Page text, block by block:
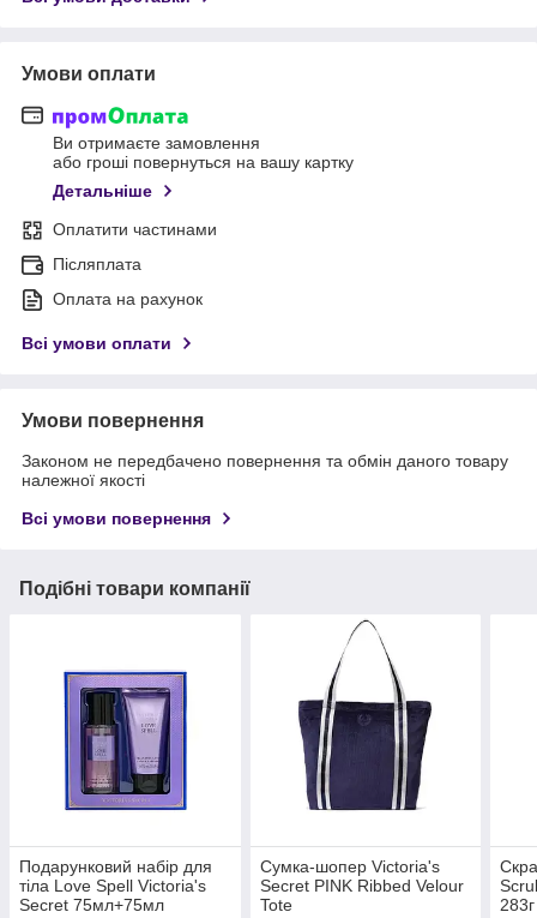
Умови оплати
Ви отримаєте замовлення
або гроші повернуться на вашу картку
Детальніше
Оплатити частинами
Післяплата
Оплата на рахунок
Всі умови оплати
Умови повернення
Законом не передбачено повернення та обмін даного товару
належної якості
Всі умови повернення
Подібні товари компанії
Подарунковий набір для
тіла Love Spell Victoria's
Secret 75мл+75мл
Сумка-шопер Victoria's
Secret PINK Ribbed Velour
Tote
283г